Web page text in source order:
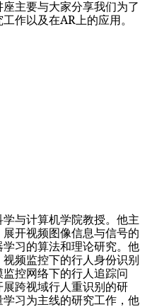
主要与大家分享我们为了
作以及在AR 上的应用。
与计算机学院教授。他主
开视频图像信息与信号的
习的算法和理论研究。他
频监控下的行人身份识别
控网络下的行人追踪问
跨视域行人重识别的研
习为主线的研究工作，他